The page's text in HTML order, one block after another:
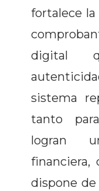
fortalece la
digital
sistema
tanto
logran
financiera,
dispone